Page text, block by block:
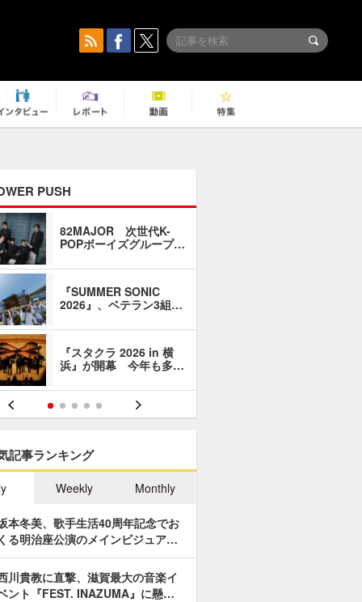
PUSH
82MAJOR 次世代K-
POPボーイズグループ…
『SUMMER SONIC
2026』、ベテラン3組…
『スタクラ 2026 in 横
浜』が開幕 今年も多…
記事ランキング
Weekly Monthly
本冬美、歌手生活40周年記念でお
くる明治座公演のメインビジュア…
川貴教に直撃、滋賀最大の音楽イ
ント『FEST. INAZUMA』に懸…